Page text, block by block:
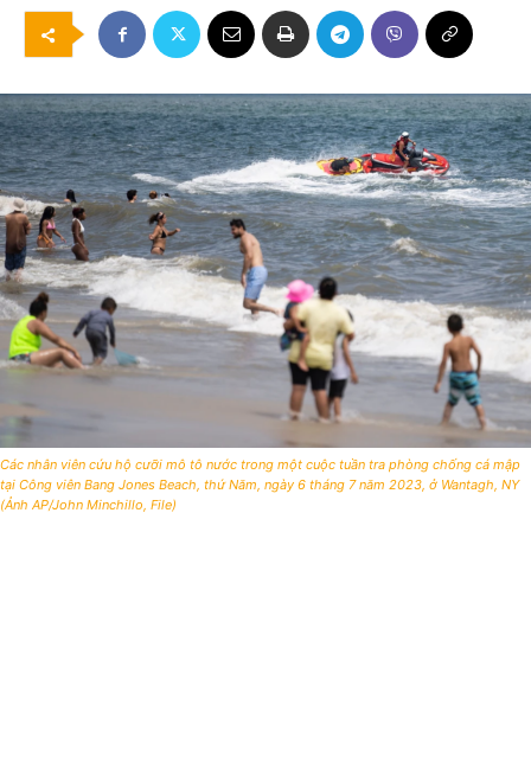
Các nhân viên cứu hộ cưỡi mô tô nước trong một cuộc tuần tra phòng chống cá mập
tại Công viên Bang Jones Beach, thứ Năm, ngày 6 tháng 7 năm 2023, ở Wantagh, NY
(Ảnh AP/John Minchillo, File)